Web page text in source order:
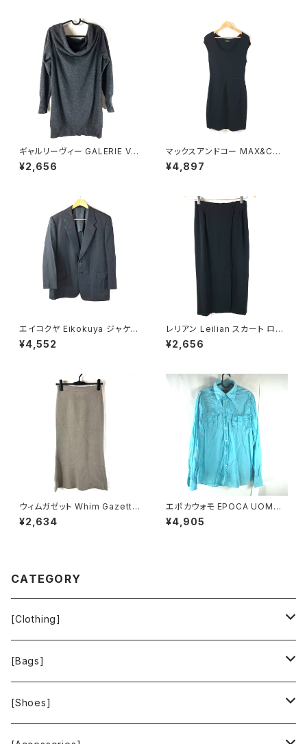
ギャルリーヴィー GALERIE VIE
ニット ウール100％ トゥモロー
ランド 日本製 グレー 1サイズ 9
¥2,656
マックスアンドコー MAX&CO
ワンピース ノースリーブ ボーダ
ー タック 黒 900646
¥4,897
エイコクヤ Eikokuya ジャケッ
ト ストライプ柄 スリット グレー
900704
¥4,552
レリアン Leilian スカート ロン
グ スリット 裏地付き 日本製 サ
イドファスナー 黒 9サイズ 929
¥2,656
ウィムガゼット Whim Gazette
スカート ロング フレア 無地 レ
ーヨン ウエストゴム ベージュ系
¥2,634
エポカウォモ EPOCA UOMO
シャツ 長袖 綿100％ 水色 48
サイズ 921476
¥4,905
CATEGORY
[Clothing]
Krochet Kids International
[Bags]
BAGGU
[Shoes]